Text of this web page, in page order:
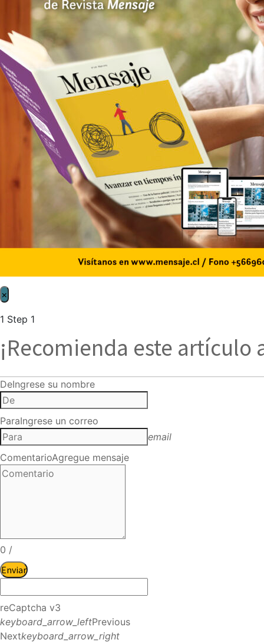
×
1 Step 1
¡Recomienda este artículo
DeIngrese su nombre
ParaIngrese un correo
email
ComentarioAgregue mensaje
0 /
Enviar
reCaptcha v3
keyboard_arrow_leftPrevious
Nextkeyboard_arrow_right